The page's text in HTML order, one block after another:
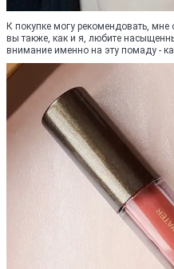
К покупке могу рекомендовать,
вы также, как и я, любите
внимание именно на эту помаду -